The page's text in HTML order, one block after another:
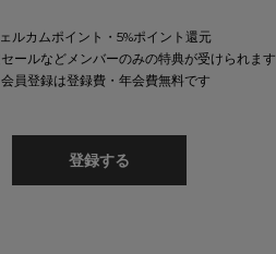
ルカムポイント・5%ポイント還元
ールなどメンバーのみの特典が受けられます
員登録は登録費・年会費無料です
登録する